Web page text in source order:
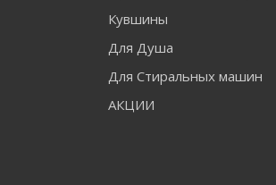
Кувшины
Для Душа
Для Стиральных машин
АКЦИИ